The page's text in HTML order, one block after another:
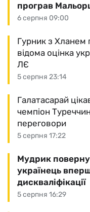
6 серпня 09:00
програв
5 серпня 23:14
Гурник з Хланем
відома оцінка
ЛЄ
5 серпня 17:22
Галатасарай
чемпіон
переговори
5 серпня 16:29
Мудрик
українець
дискваліфікації